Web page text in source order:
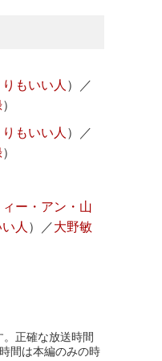
もいい人 ）
／
）
もいい人 ）
／
）
ー・アン・山
人 ） ／大野敏
正確な放送時間
間は本編のみの時